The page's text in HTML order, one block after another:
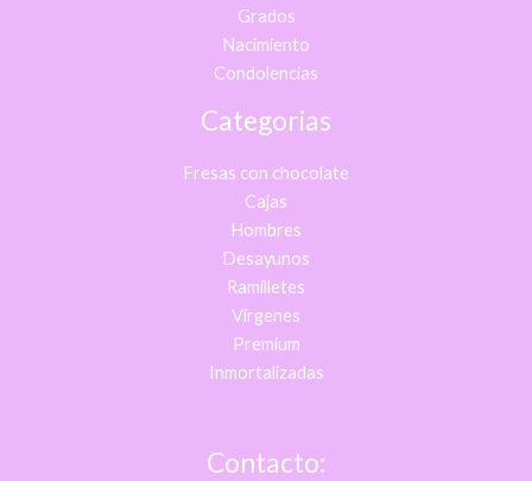
Grados
Nacimiento
Condolencias
Categorias
Fresas con chocolate
Cajas
Hombres
Desayunos
Ramilletes
Virgenes
Premium
Inmortalizadas
Contacto: